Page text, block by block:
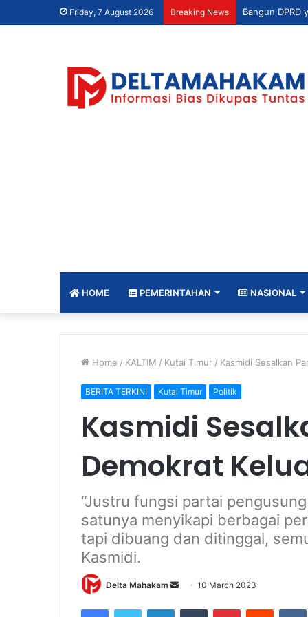
Friday, 7 August 2026 Breaking News
HOME PEMERINTAHAN NASIONAL
Home / KALTIM / Kutai Timur / Kasmidi Sesalkan
BERITA TERKINI Kutai Timur Politik
Kasmidi
Demokrat
“Justru fungsi partai
satunya menyikapi berbagai
tapi dibuang dan ditinggal,
Kasmidi.
Delta Mahakam 10 March 2023